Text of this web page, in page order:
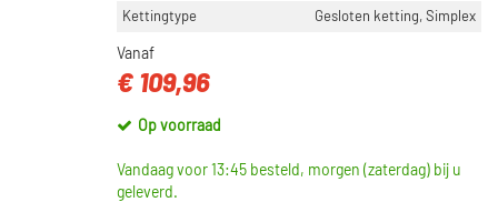
Kettingtype
Gesloten ketting, Simplex
Vanaf
€ 109,96
Op voorraad
Vandaag voor 13:45 besteld, morgen (zaterdag) bij u
geleverd.